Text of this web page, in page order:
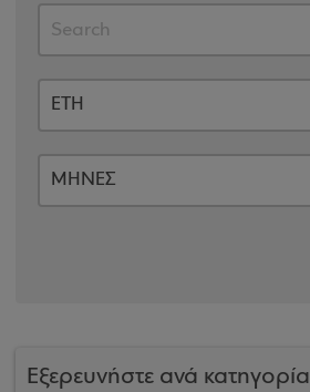
Εξερευνήστε ανά κατηγορία